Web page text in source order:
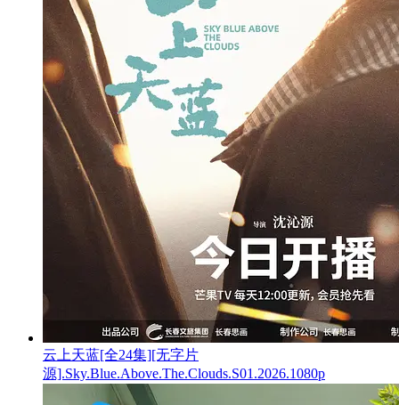
云上天蓝[全24集][无字片
源].Sky.Blue.Above.The.Clouds.S01.2026.1080p